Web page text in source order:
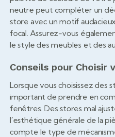
neutre peut compléter un
store avec un motif
focal. Assurez-vous
le style des meubles et des
Conseils pour Choisir
Lorsque vous choisissez des
important de prendre en
fenêtres. Des stores mal
l’esthétique générale de la
compte le type de